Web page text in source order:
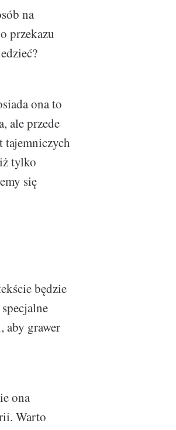
na
przekazu
ona to
ale przede
tajemniczych
tylko
się
będzie
aby grawer
ona
Warto